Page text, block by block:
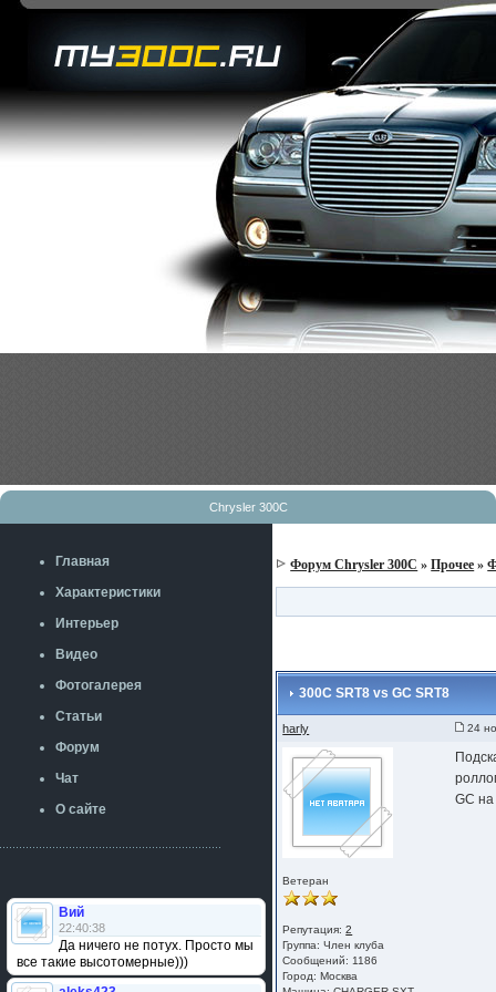
Chrysler 300C
Главная
Характеристики
Интерьер
Видео
Фотогалерея
Статьи
Форум
Чат
О сайте
Вий
22:40:38
Да ничего не потух. Просто мы
все такие высотомерные)))
Форум Chrysler 300C »Прочее »
300C SRT8 vs GC SRT8
harly 24
Ветеран
Репутация:2
Группа:Член клуба
Сообщений: 1186
Город: Москва
GC